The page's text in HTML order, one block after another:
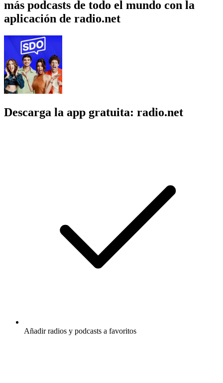
más podcasts de todo el mundo con la
aplicación de radio.net
Descarga la app gratuita: radio.net
Añadir radios y podcasts a favoritos